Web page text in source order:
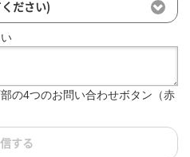
ださい)
の4つのお問い合わせボタン（赤
する